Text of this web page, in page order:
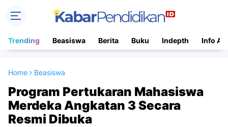
Trending Beasiswa Berita Buku Indepth Info
Home Beasiswa
Program Pertukaran Mahasiswa
Merdeka Angkatan 3 Secara
Resmi Dibuka